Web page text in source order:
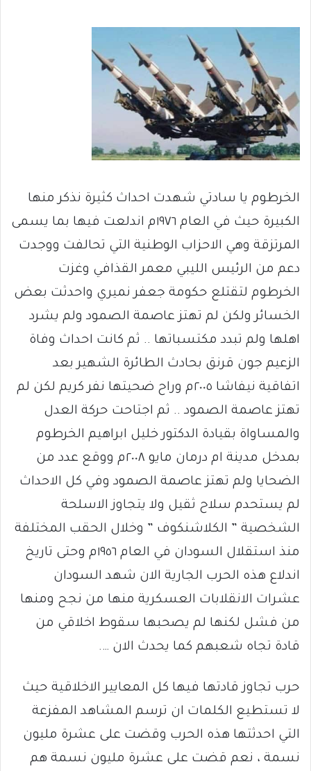
الخرطوم يا سادتي شهدت احداث كثيرة نذكر منها
الكبيرة حيث في العام ١٩٧٦م اندلعت فيها بما يسمى
المرتزقة وهي الاحزاب الوطنية التي تحالفت ووجدت
دعم من الرئيس الليبي معمر القذافي وغزت
الخرطوم لتقتلع حكومة جعفر نميري واحدثت بعض
الخسائر ولكن لم تهتز عاصمة الصمود ولم يشرد
اهلها ولم تبدد مكتسباتها .. ثم كانت احداث وفاة
الزعيم جون قرنق بحادث الطائرة الشهير بعد
اتفاقية نيفاشا ٢٠٠٥م وراح ضحيتها نفر كريم لكن لم
تهتز عاصمة الصمود .. ثم اجتاحت حركة العدل
والمساواة بقيادة الدكتور خليل ابراهيم الخرطوم
بمدخل مدينة ام درمان مايو ٢٠٠٨م ووقع عدد من
الضحايا ولم تهتز عاصمة الصمود وفي كل الاحداث
لم يستحدم سلاح ثقيل ولا يتجاوز الاسلحة
الشخصية ” الكلاشنكوف ” وخلال الحقب المختلفة
منذ استقلال السودان في العام ١٩٥٦م وحتى تاريخ
اندلاع هذه الحرب الجارية الان شهد السودان
عشرات الانقلابات العسكرية منها من نجح ومنها
من فشل لكنها لم يصحبها سقوط اخلاقي من
قادة تجاه شعبهم كما يحدث الان ….
حرب تجاوز قادتها فيها كل المعايير الاخلاقية حيث
لا تستطيع الكلمات ان ترسم المشاهد المفزعة
التي احدثتها هذه الحرب وقضت على عشرة مليون
نسمة ، نعم قضت على عشرة مليون نسمة هم